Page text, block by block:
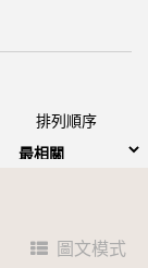
排列順序
圖文模式